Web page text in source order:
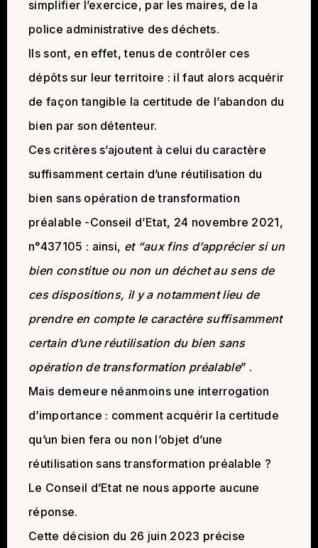
simplifier l’exercice, par les maires, de la
police administrative des déchets.
Ils sont, en effet, tenus de contrôler ces
dépôts sur leur territoire : il faut alors acquérir
de façon tangible la certitude de l’abandon du
bien par son détenteur.
Ces critères s’ajoutent à celui du caractère
suffisamment certain d’une réutilisation du
bien sans opération de transformation
préalable -Conseil d’Etat, 24 novembre 2021,
n°437105 : ainsi, et “aux fins d’apprécier si un
bien constitue ou non un déchet au sens de
ces dispositions, il y a notamment lieu de
prendre en compte le caractère suffisamment
certain d’une réutilisation du bien sans
opération de transformation préalable” .
Mais demeure néanmoins une interrogation
d’importance : comment acquérir la certitude
qu’un bien fera ou non l’objet d’une
réutilisation sans transformation préalable ?
Le Conseil d’Etat ne nous apporte aucune
réponse.
Cette décision du 26 juin 2023 précise